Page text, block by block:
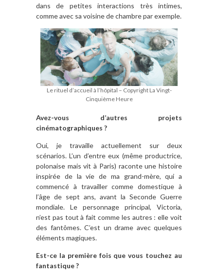
dans de petites interactions très intimes,
comme avec sa voisine de chambre par exemple.
Le rituel d’accueil à l’hôpital – Copyright La Vingt-
Cinquième Heure
Avez-vous d’autres projets
cinématographiques ?
Oui, je travaille actuellement sur deux
scénarios. L’un d’entre eux (même productrice,
polonaise mais vit à Paris) raconte une histoire
inspirée de la vie de ma grand-mère, qui a
commencé à travailler comme domestique à
l’âge de sept ans, avant la Seconde Guerre
mondiale. Le personnage principal, Victoria,
n’est pas tout à fait comme les autres : elle voit
des fantômes. C’est un drame avec quelques
éléments magiques.
Est-ce la première fois que vous touchez au
fantastique ?